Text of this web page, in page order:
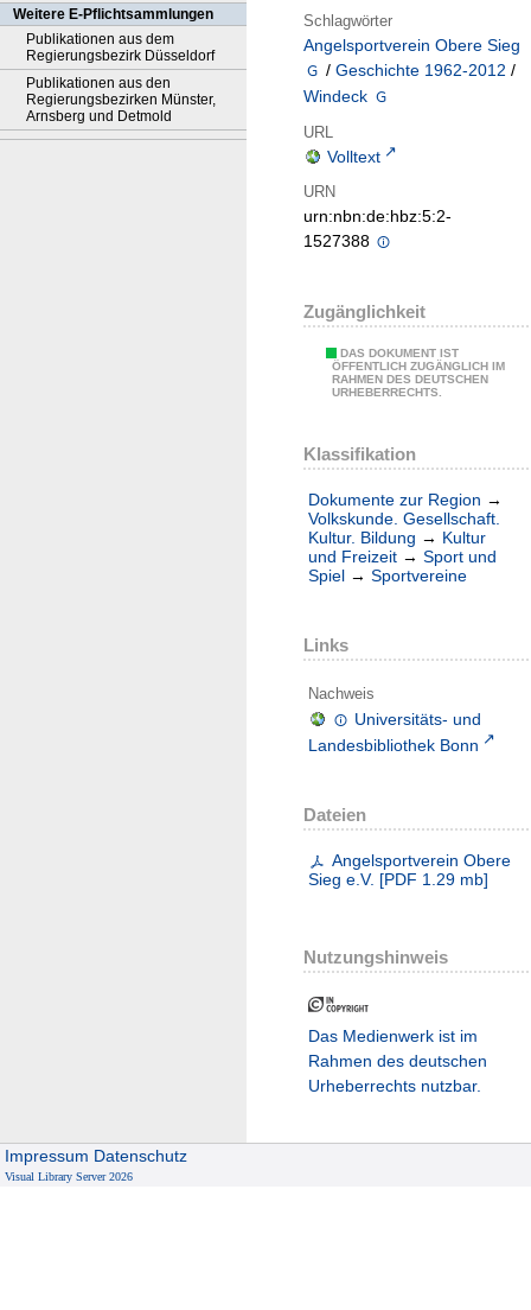
Weitere E-Pflichtsammlungen
Publikationen aus dem
Regierungsbezirk Düsseldorf
Publikationen aus den
Regierungsbezirken Münster,
Arnsberg und Detmold
Schlagwörter
Angelsportverein Obere Sieg
/ Geschichte 1962-2012 /
Windeck
URL
Volltext
URN
urn:nbn:de:hbz:5:2-
1527388
Zugänglichkeit
DAS DOKUMENT IST
ÖFFENTLICH ZUGÄNGLICH IM
RAHMEN DES DEUTSCHEN
URHEBERRECHTS.
Klassifikation
Dokumente zur Region →
Volkskunde. Gesellschaft.
Kultur. Bildung → Kultur
und Freizeit → Sport und
Spiel → Sportvereine
Links
Nachweis
Universitäts- und
Landesbibliothek Bonn
Dateien
Angelsportverein Obere
Sieg e.V. [PDF 1.29 mb]
Nutzungshinweis
Das Medienwerk ist im
Rahmen des deutschen
Urheberrechts nutzbar.
Impressum Datenschutz
Visual Library Server 2026